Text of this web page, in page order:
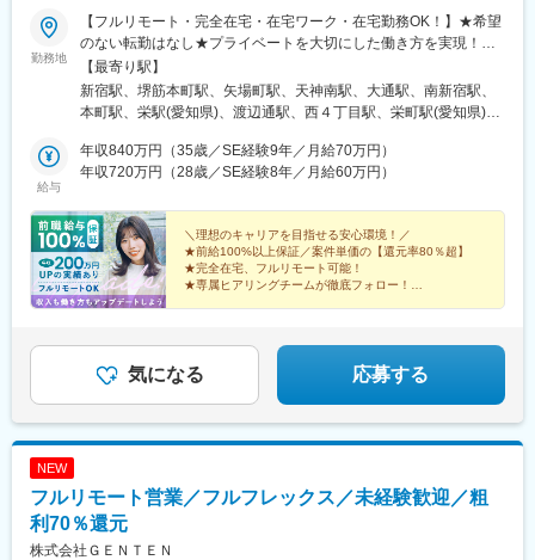
・構成管理／監視：Terraform, Ansible, New Relic, CloudWatch
・その他：Slack, Jira, Miro, Figma, Redash
・AI/LLM：Claude Code, Roo Code, Claude Sonnet 4, OpenAI
o1
変更の範囲：会社の定める業務
勤務地
【フルリモート・完全在宅・在宅ワーク・在宅勤務OK！】★希望
のない転勤はなし★プライベートを大切にした働き方を実現！★
東京・大阪・名古屋・北海道・福岡など全国の希望の勤務地で希
望の働き方ができます！★入社後に本人希望で上京や地方への引
っ越しした方も複数名いて、その人に合った働き方を実現！
東京都新宿区西新宿1-20-3 西新宿高木ビル8F└各線「新宿」駅よ
り徒歩5分【大阪支社】大阪府大阪市中央区安土町2-3-13 大阪国
社】愛知県名古屋市中区栄3-15-33 栄ガスビル13F└各線「栄」駅
より徒歩5分【福岡支社】福岡県福岡市中央区渡辺通5-14-12 南天
神ビル3F└七隈線「天神南」駅より徒歩4分【北海道支社】北海道
札幌市中央区大通西1丁目14-2 桂和大通ビル50 9F└各線「大通」
駅より徒歩3分
【最寄り駅】
新宿駅、堺筋本町駅、矢場町駅、天神南駅、大通駅、南新宿駅、
本町駅、栄駅(愛知県)、渡辺通駅、西４丁目駅、栄町駅(愛知県)、
給与
年収840万円（35歳／SE経験9年／月給70万円）
年収720万円（28歳／SE経験8年／月給60万円）
＼理想のキャリアを目指せる安心環境！／
★前給100%以上保証／案件単価の【還元率80％超】
★完全在宅、フルリモート可能！
★専属ヒアリングチームが徹底フォロー！
気になる 応募する
NEW
フルリモート営業／フルフレックス／未経験歓迎／粗
利70％還元
株式会社ＧＥＮＴＥＮ